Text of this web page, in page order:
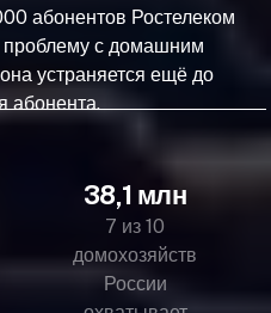
абонентов Ростелеком
проблему с домашним
устраняется ещё до
абонента.
38,1 млн
7 из 10
домохозяйств
России